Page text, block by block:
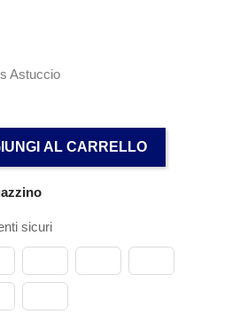
Astuccio
AL CARRELLO
sicuri